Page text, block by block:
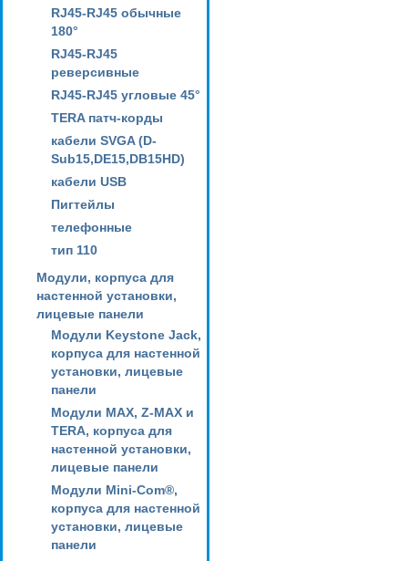
RJ45-RJ45 обычные
180°
RJ45-RJ45
реверсивные
RJ45-RJ45 угловые 45°
TERA патч-корды
кабели SVGA (D-
Sub15,DE15,DB15HD)
кабели USB
Пигтейлы
телефонные
тип 110
Модули, корпуса для
настенной установки,
лицевые панели
Модули Keystone Jack,
корпуса для настенной
установки, лицевые
панели
Модули MAX, Z-MAX и
TERA, корпуса для
настенной установки,
лицевые панели
Модули Mini-Com®,
корпуса для настенной
установки, лицевые
панели